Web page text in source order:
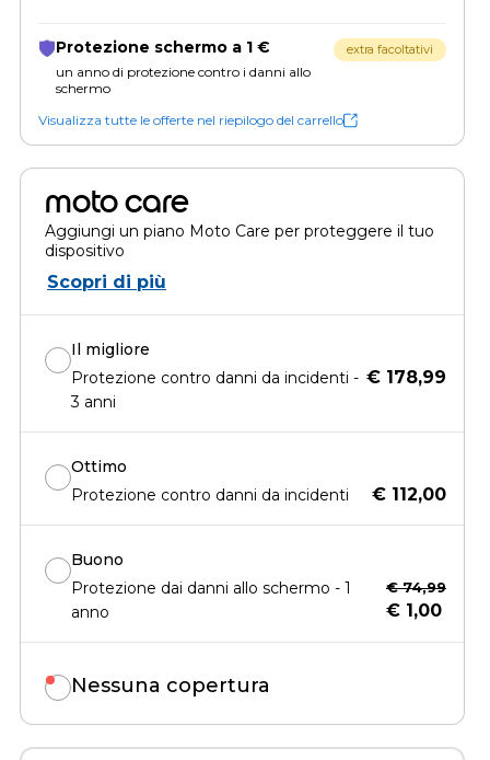
Protezione schermo a 1 €
un anno di protezione contro i danni allo
schermo
extra facoltativi
Visualizza tutte le offerte nel riepilogo del carrello
moto care
Aggiungi un piano Moto Care per proteggere il tuo
dispositivo
Scopri di più
Il migliore
Protezione contro danni da incidenti -
3 anni
€ 178,99
Ottimo
Protezione contro danni da incidenti
€ 112,00
Buono
Protezione dai danni allo schermo - 1
anno
€ 74,99
€ 1,00
Nessuna copertura